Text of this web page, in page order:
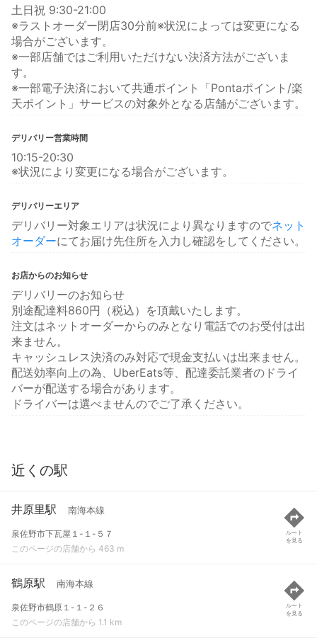
土日祝 9:30-21:00
※ラストオーダー閉店30分前※状況によっては変更になる
場合がございます。
※一部店舗ではご利用いただけない決済方法がございま
す。
※一部電子決済において共通ポイント「Pontaポイント/楽
天ポイント」サービスの対象外となる店舗がございます。
デリバリー営業時間
10:15-20:30
※状況により変更になる場合がございます。
デリバリーエリア
デリバリー対象エリアは状況により異なりますのでネット
オーダーにてお届け先住所を入力し確認をしてください。
お店からのお知らせ
デリバリーのお知らせ
別途配達料860円（税込）を頂戴いたします。
注文はネットオーダーからのみとなり電話でのお受付は出
来ません。
キャッシュレス決済のみ対応で現金支払いは出来ません。
配送効率向上の為、UberEats等、配達委託業者のドライ
バーが配送する場合があります。
ドライバーは選べませんのでご了承ください。
近くの駅
井原里駅 南海本線
泉佐野市下瓦屋１-１-５７
このページの店舗から 463 m
ルート
を見る
鶴原駅 南海本線
泉佐野市鶴原１-１-２６
このページの店舗から 1.1 km
ルート
を見る